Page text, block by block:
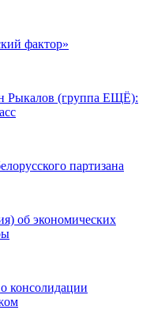
фактор»
(группа ЕЩЁ):
партизана
об экономических
консолидации